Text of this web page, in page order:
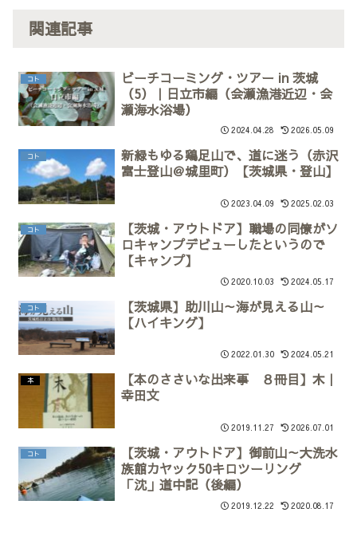
関連記事
コト
ビーチコーミング・ツアー in 茨城
（5）｜日立市編（会瀬漁港近辺・会
瀬海水浴場）
2024.04.28 2026.05.09
コト
新緑もゆる鶏足山で、道に迷う（赤沢
富士登山＠城里町）【茨城県・登山】
2023.04.09 2025.02.03
コト
【茨城・アウトドア】職場の同僚がソ
ロキャンプデビューしたというので
【キャンプ】
2020.10.03 2024.05.17
コト
【茨城県】助川山～海が見える山～
【ハイキング】
2022.01.30 2024.05.21
本
【本のささいな出来事 ８冊目】木｜
幸田文
2019.11.27 2026.07.01
コト
【茨城・アウトドア】御前山～大洗水
族館カヤック50キロツーリング
「沈」道中記（後編）
2019.12.22 2020.08.17